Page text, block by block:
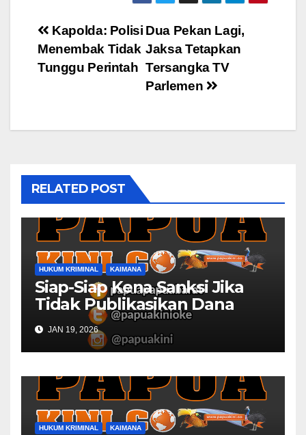
Post
navigation
Dua Pekan Lagi,
Jaksa Tetapkan
Tersangka TV
Parlemen
Kapolda: Polisi
Menembak Tidak
Tunggu Perintah
RELATED POST
HUKUM KRIMINAL KAIMANA
Siap-Siap Kena Sanksi Jika
Tidak Publikasikan Dana
Desa
JAN 19, 2026
HUKUM KRIMINAL KAIMANA